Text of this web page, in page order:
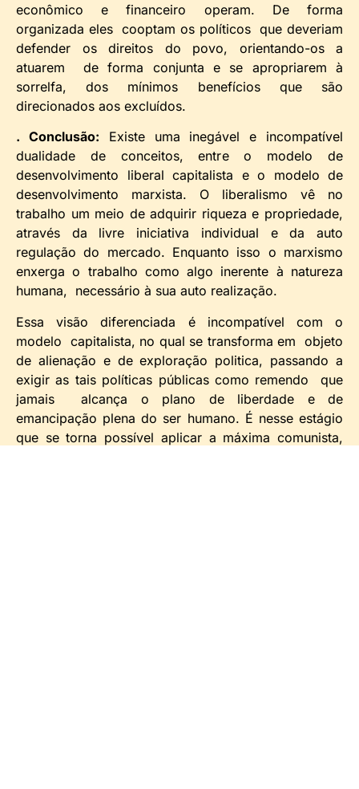
econômico e financeiro operam. De forma
organizada eles cooptam os políticos que deveriam
defender os direitos do povo, orientando-os a
atuarem de forma conjunta e se apropriarem à
sorrelfa, dos mínimos benefícios que são
direcionados aos excluídos.
. Conclusão: Existe uma inegável e incompatível
dualidade de conceitos, entre o modelo de
desenvolvimento liberal capitalista e o modelo de
desenvolvimento marxista. O liberalismo vê no
trabalho um meio de adquirir riqueza e propriedade,
através da livre iniciativa individual e da auto
regulação do mercado. Enquanto isso o marxismo
enxerga o trabalho como algo inerente à natureza
humana, necessário à sua auto realização.
Essa visão diferenciada é incompatível com o
modelo capitalista, no qual se transforma em objeto
de alienação e de exploração politica, passando a
exigir as tais políticas públicas como remendo que
jamais alcança o plano de liberdade e de
emancipação plena do ser humano. É nesse estágio
que se torna possível aplicar a máxima comunista,